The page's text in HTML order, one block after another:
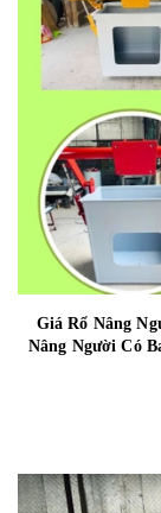
Giá Rổ Nâng
Nâng Người Có